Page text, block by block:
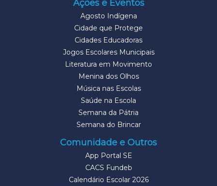
Ações e Eventos
Agosto Indígena
Cidade que Protege
Cidades Educadoras
Jogos Escolares Municipais
Literatura em Movimento
Menina dos Olhos
Música nas Escolas
Saúde na Escola
Semana da Pátria
Semana do Brincar
Comunidade e Outros
App Portal SE
CACS Fundeb
Calendário Escolar 2026